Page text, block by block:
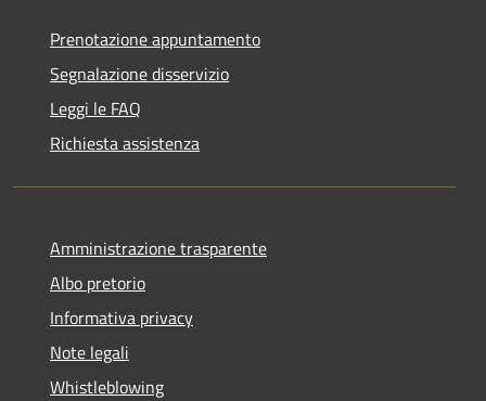
Prenotazione appuntamento
Segnalazione disservizio
Leggi le FAQ
Richiesta assistenza
Amministrazione trasparente
Albo pretorio
Informativa privacy
Note legali
Whistleblowing